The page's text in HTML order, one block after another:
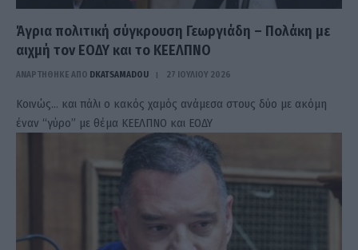
Άγρια πολιτική σύγκρουση Γεωργιάδη – Πολάκη με
αιχμή τον ΕΟΔΥ και το ΚΕΕΛΠΝΟ
ΑΝΑΡΤΗΘΗΚΕ ΑΠΟ DKATSAMADOU 27 ΙΟΥΛΊΟΥ 2026
Κοινώς… και πάλι ο κακός χαμός ανάμεσα στους δύο με ακόμη
έναν “γύρο” με θέμα ΚΕΕΛΠΝΟ και ΕΟΔΥ